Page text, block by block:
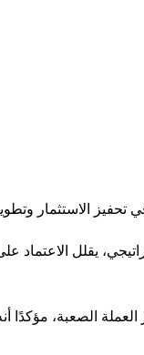
الاستثمار
يقلل الاعتماد
الصعبة، مؤكدًا